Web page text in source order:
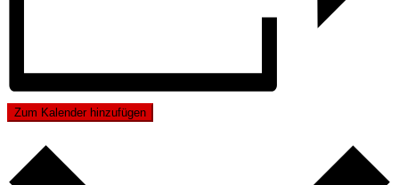
Zum Kalender hinzufügen